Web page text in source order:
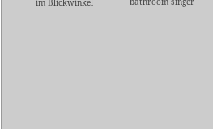
im Blickwinkel